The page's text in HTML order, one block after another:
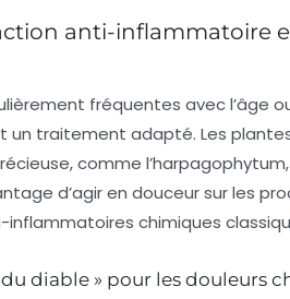
anti-inflammatoire
fréquentes avec l’âge
un traitement adapté. Les
comme
d’agir en douceur sur les
inflammatoires chimiques
diable » pour les douleurs